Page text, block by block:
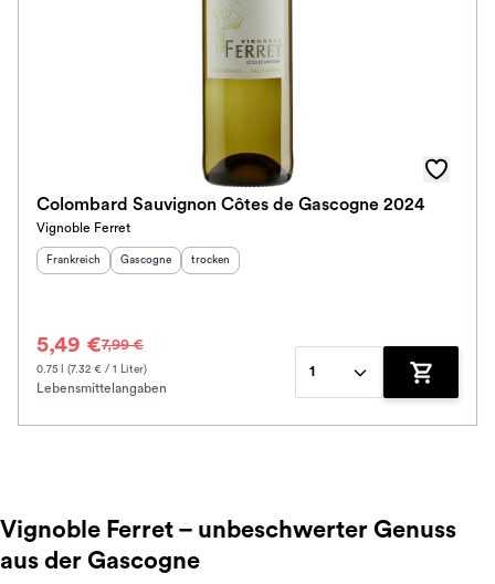
Colombard Sauvignon Côtes de Gascogne 2024
Vignoble Ferret
Herkunftsland
Frankreich Herkunftsregion:
Gascogne Geschmack
trocken
5,49 €7,99 €
0.75 l (7.32 € / 1 Liter)
Lebensmittelangaben
1
Zum
Vignoble Ferret – unbeschwerter Genuss
aus der Gascogne